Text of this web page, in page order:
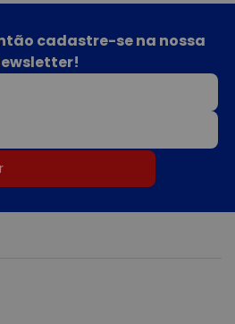
cadastre-se na nossa